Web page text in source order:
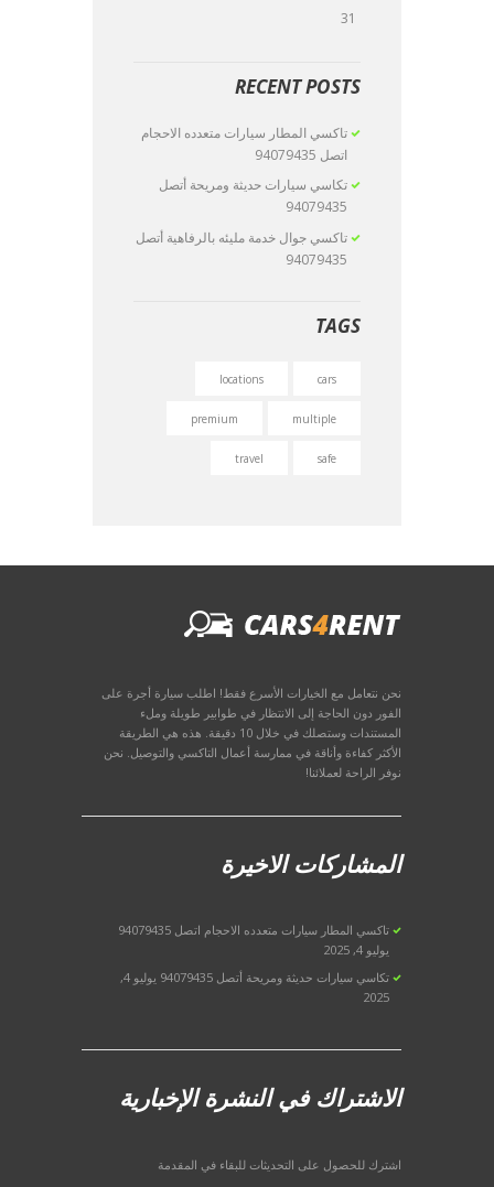
31
RECENT POSTS
تاكسي المطار سيارات متعدده الاحجام
اتصل 94079435
تكاسي سيارات حديثة ومريحة أتصل
94079435
تاكسي جوال خدمة مليئه بالرفاهية أتصل
94079435
TAGS
cars
locations
multiple
premium
safe
travel
نحن نتعامل مع الخيارات الأسرع فقط! اطلب سيارة أجرة على
الفور دون الحاجة إلى الانتظار في طوابير طويلة وملء
المستندات وستصلك في خلال 10 دقيقة. هذه هي الطريقة
الأكثر كفاءة وأناقة في ممارسة أعمال التاكسي والتوصيل. نحن
نوفر الراحة لعملائنا!
المشاركات الاخيرة
تاكسي المطار سيارات متعدده الاحجام اتصل 94079435
يوليو 4, 2025
تكاسي سيارات حديثة ومريحة أتصل 94079435
يوليو 4,
2025
الاشتراك في النشرة الإخبارية
اشترك للحصول على التحديثات للبقاء في المقدمة